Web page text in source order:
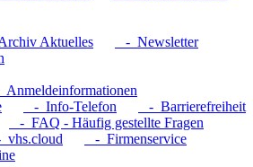
Aktuelles
- Newsletter
- Info-Telefon
- Barrierefreiheit
- FAQ - Häufig gestellte Fragen
- Firmenservice